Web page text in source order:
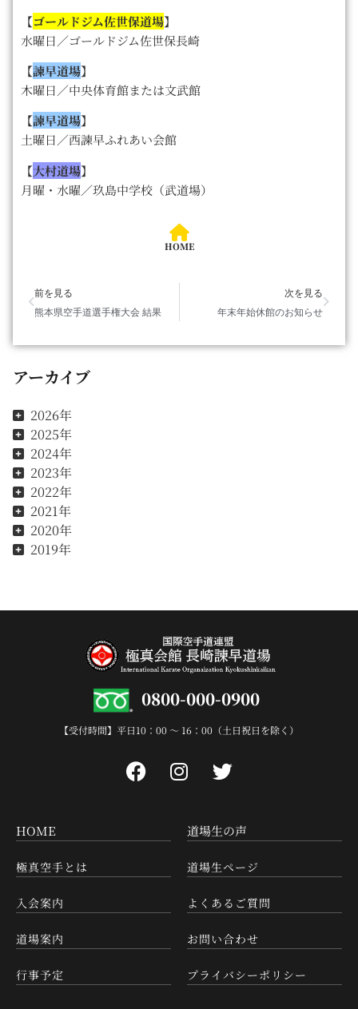
【ゴールドジム佐世保道場】
水曜日／ゴールドジム佐世保長崎
【諫早道場】
木曜日／中央体育館または文武館
【諫早道場】
土曜日／西諫早ふれあい会館
【大村道場】
月曜・水曜／玖島中学校（武道場）
HOME
前を見る
熊本県空手道選手権大会 結果
次を見る
年末年始休館のお知らせ
アーカイブ
2026年
2025年
2024年
2023年
2022年
2021年
2020年
2019年
0800-000-0900
【受付時間】平日10：00 〜 16：00（土日祝日を除く）
HOME
極真空手とは
入会案内
道場案内
行事予定
道場生の声
道場生ページ
よくあるご質問
お問い合わせ
プライバシーポリシー